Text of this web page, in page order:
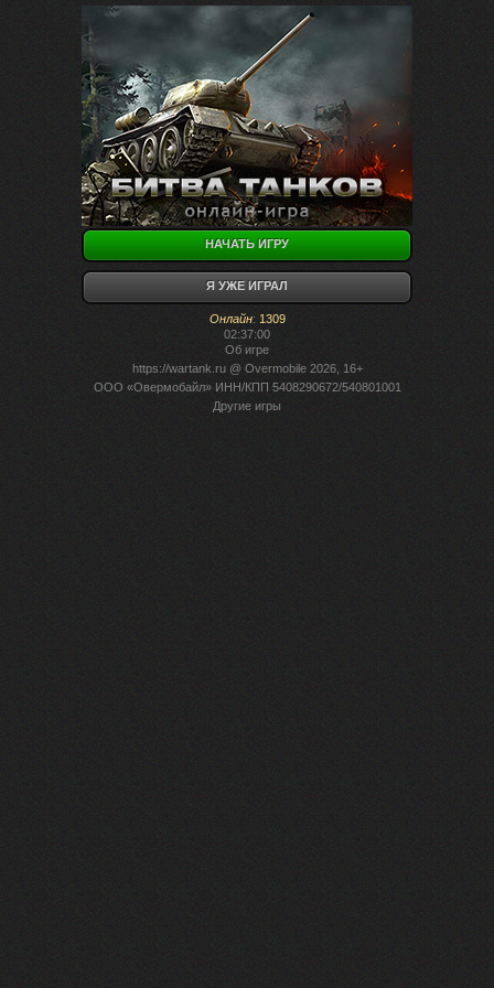
НАЧАТЬ ИГРУ
Я УЖЕ ИГРАЛ
Онлайн: 1309
02:37:00
Об игре
https://wartank.ru@ Overmobile 2026, 16+
ООО «Овермобайл» ИНН/КПП 5408290672/540801001
Другие игры